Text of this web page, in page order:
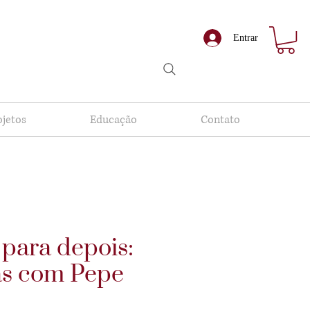
Entrar
Educação Contato
depois:
com Pepe